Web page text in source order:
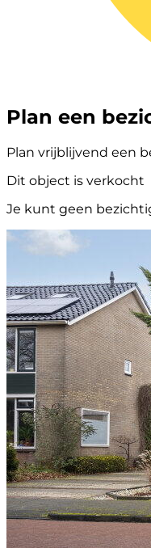
Plan een
Plan vrijblijvend een
Dit object is verkocht
Je kunt geen